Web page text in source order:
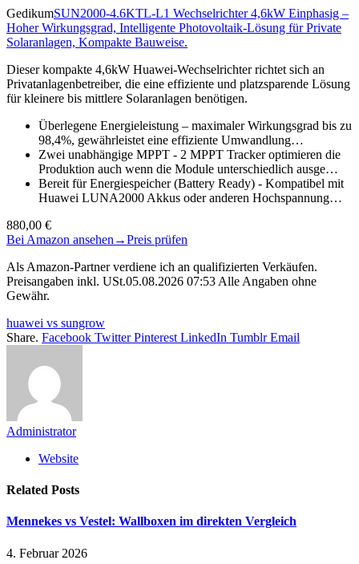
GedikumSUN2000-4.6KTL-L1 Wechselrichter 4,6kW Einphasig –
Hoher Wirkungsgrad, Intelligente Photovoltaik-Lösung für Private
Solaranlagen, Kompakte Bauweise.
Dieser kompakte 4,6kW Huawei-Wechselrichter richtet sich an
Privatanlagenbetreiber, die eine effiziente und platzsparende Lösung
für kleinere bis mittlere Solaranlagen benötigen.
Überlegene Energieleistung – maximaler Wirkungsgrad bis zu
98,4%, gewährleistet eine effiziente Umwandlung…
Zwei unabhängige MPPT - 2 MPPT Tracker optimieren die
Produktion auch wenn die Module unterschiedlich ausge…
Bereit für Energiespeicher (Battery Ready) - Kompatibel mit
Huawei LUNA2000 Akkus oder anderen Hochspannung…
880,00 €
Bei Amazon ansehen →Preis prüfen
Als Amazon-Partner verdiene ich an qualifizierten Verkäufen.
Preisangaben inkl. USt.05.08.2026 07:53 Alle Angaben ohne
Gewähr.
huawei vs sungrow
Share. Facebook Twitter Pinterest LinkedIn Tumblr Email
Administrator
Website
Related Posts
Mennekes vs Vestel: Wallboxen im direkten Vergleich
4. Februar 2026